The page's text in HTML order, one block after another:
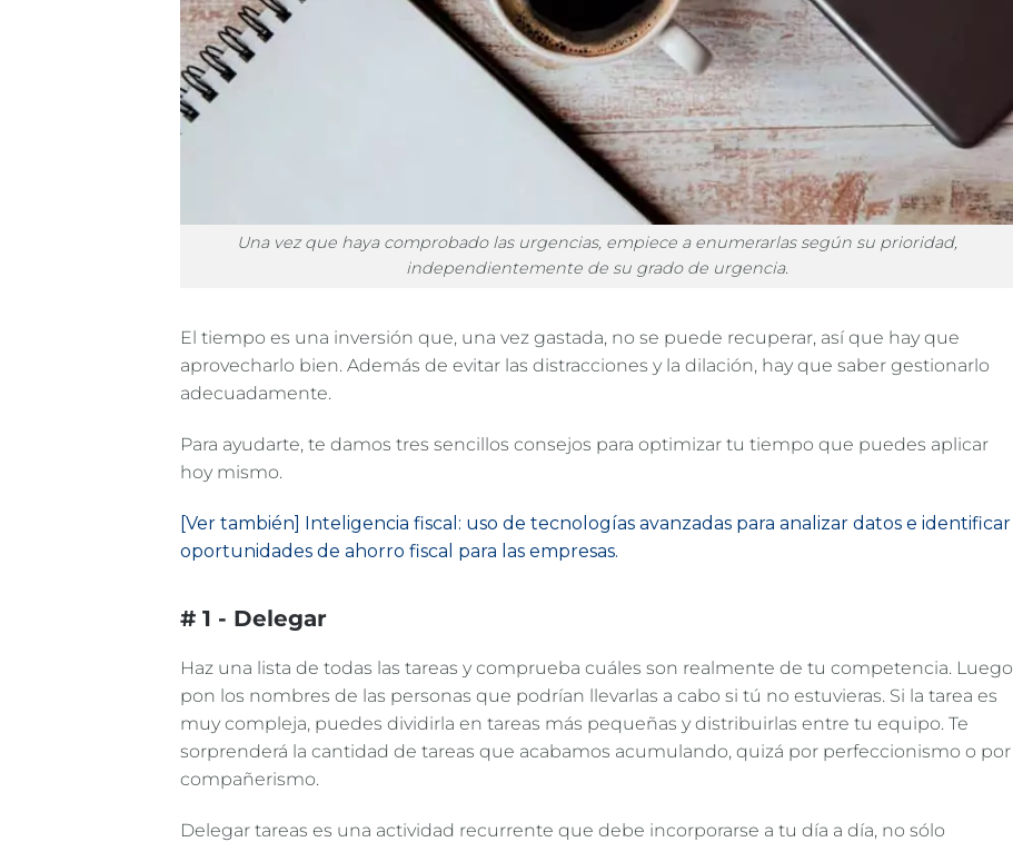
Una vez que haya comprobado las urgencias, empiece a enumerarlas según su prioridad,
independientemente de su grado de urgencia.
El tiempo es una inversión que, una vez gastada, no se puede recuperar, así que hay que
aprovecharlo bien. Además de evitar las distracciones y la dilación, hay que saber gestionarlo
adecuadamente.
Para ayudarte, te damos tres sencillos consejos para optimizar tu tiempo que puedes aplicar
hoy mismo.
[Ver también] Inteligencia fiscal: uso de tecnologías avanzadas para analizar datos e identificar
oportunidades de ahorro fiscal para las empresas.
# 1 - Delegar
Haz una lista de todas las tareas y comprueba cuáles son realmente de tu competencia. Luego
pon los nombres de las personas que podrían llevarlas a cabo si tú no estuvieras. Si la tarea es
muy compleja, puedes dividirla en tareas más pequeñas y distribuirlas entre tu equipo. Te
sorprenderá la cantidad de tareas que acabamos acumulando, quizá por perfeccionismo o por
compañerismo.
Delegar tareas es una actividad recurrente que debe incorporarse a tu día a día, no sólo